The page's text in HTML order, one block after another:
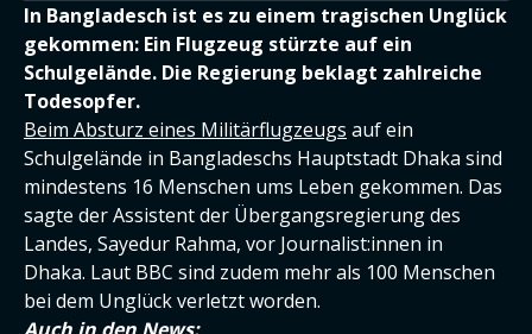
In Bangladesch ist es zu einem tragischen Unglück
gekommen: Ein Flugzeug stürzte auf ein
Schulgelände. Die Regierung beklagt zahlreiche
Todesopfer.
Beim Absturz eines Militärflugzeugs auf ein
Schulgelände in Bangladeschs Hauptstadt Dhaka sind
mindestens 16 Menschen ums Leben gekommen. Das
sagte der Assistent der Übergangsregierung des
Landes, Sayedur Rahma, vor Journalist:innen in
Dhaka. Laut BBC sind zudem mehr als 100 Menschen
bei dem Unglück verletzt worden.